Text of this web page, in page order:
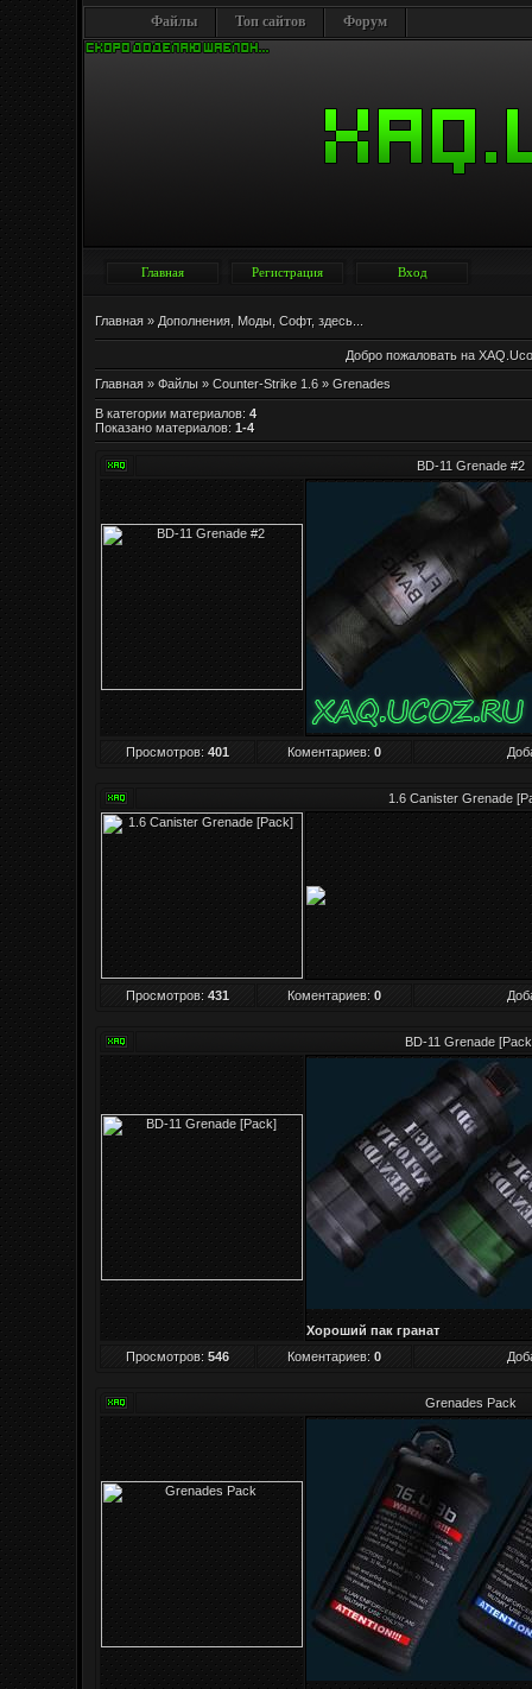
Файлы Топ сайтов Форум
Главная Регистрация Вход
Главная» Дополнения, Моды, Софт, здесь...
Добро пожаловать на
Главная» Файлы» Counter-Strike 1.6» Grenades
В категории материалов: 4
Показано материалов: 1-4
BD-11 Grenade #2
Просмотров: 401 Коментариев: 0
1.6 Canister Grenade
Просмотров: 431 Коментариев: 0
BD-11 Grenade
Хороший пак гранат
Просмотров: 546 Коментариев: 0
Grenades Pack